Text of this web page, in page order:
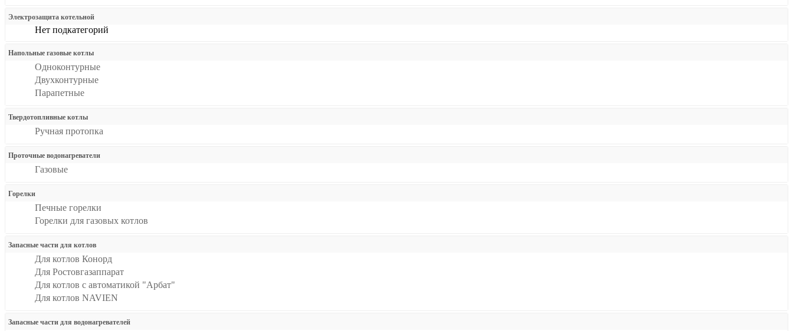
Электрозащита котельной
Нет подкатегорий
Напольные газовые котлы
Одноконтурные
Двухконтурные
Парапетные
Твердотопливные котлы
Ручная протопка
Проточные водонагреватели
Газовые
Горелки
Печные горелки
Горелки для газовых котлов
Запасные части для котлов
Для котлов Конорд
Для Ростовгазаппарат
Для котлов с автоматикой "Арбат"
Для котлов NAVIEN
Запасные части для водонагревателей